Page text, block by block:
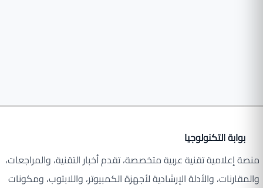
بوابة التكنولوجيا
منصة إعلامية تقنية عربية متخصصة، تقدم أخبار التقنية، والمراجعات،
والمقارنات، والأدلة الإرشادية لأجهزة الكمبيوتر، واللابتوب، ومكونات